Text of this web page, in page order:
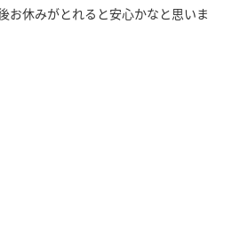
お休みがとれると安心かなと思いま